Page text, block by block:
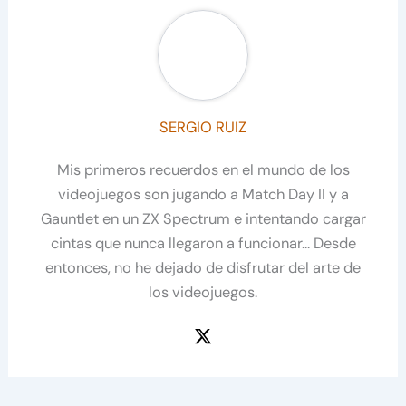
SERGIO RUIZ
Mis primeros recuerdos en el mundo de los
videojuegos son jugando a Match Day II y a
Gauntlet en un ZX Spectrum e intentando cargar
cintas que nunca llegaron a funcionar... Desde
entonces, no he dejado de disfrutar del arte de
los videojuegos.